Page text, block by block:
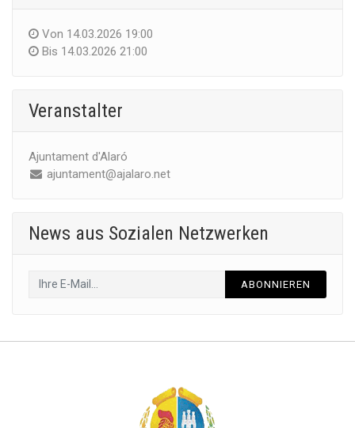
Von 14.03.2026 19:00
Bis 14.03.2026 21:00
Veranstalter
Ajuntament d'Alaró
ajuntament@ajalaro.net
News aus Sozialen Netzwerken
ABONNIEREN